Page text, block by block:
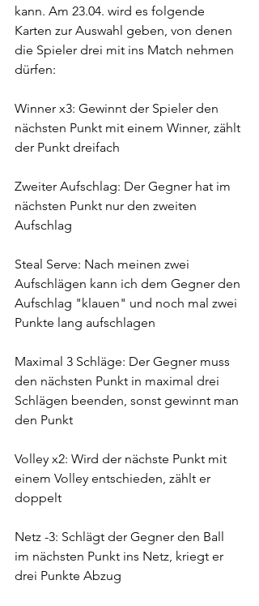
kann. Am 23.04. wird es folgende
Karten zur Auswahl geben, von denen
die Spieler drei mit ins Match nehmen
dürfen:
Winner x3: Gewinnt der Spieler den
nächsten Punkt mit einem Winner, zählt
der Punkt dreifach
Zweiter Aufschlag: Der Gegner hat im
nächsten Punkt nur den zweiten
Aufschlag
Steal Serve: Nach meinen zwei
Aufschlägen kann ich dem Gegner den
Aufschlag "klauen" und noch mal zwei
Punkte lang aufschlagen
Maximal 3 Schläge: Der Gegner muss
den nächsten Punkt in maximal drei
Schlägen beenden, sonst gewinnt man
den Punkt
Volley x2: Wird der nächste Punkt mit
einem Volley entschieden, zählt er
doppelt
Netz -3: Schlägt der Gegner den Ball
im nächsten Punkt ins Netz, kriegt er
drei Punkte Abzug